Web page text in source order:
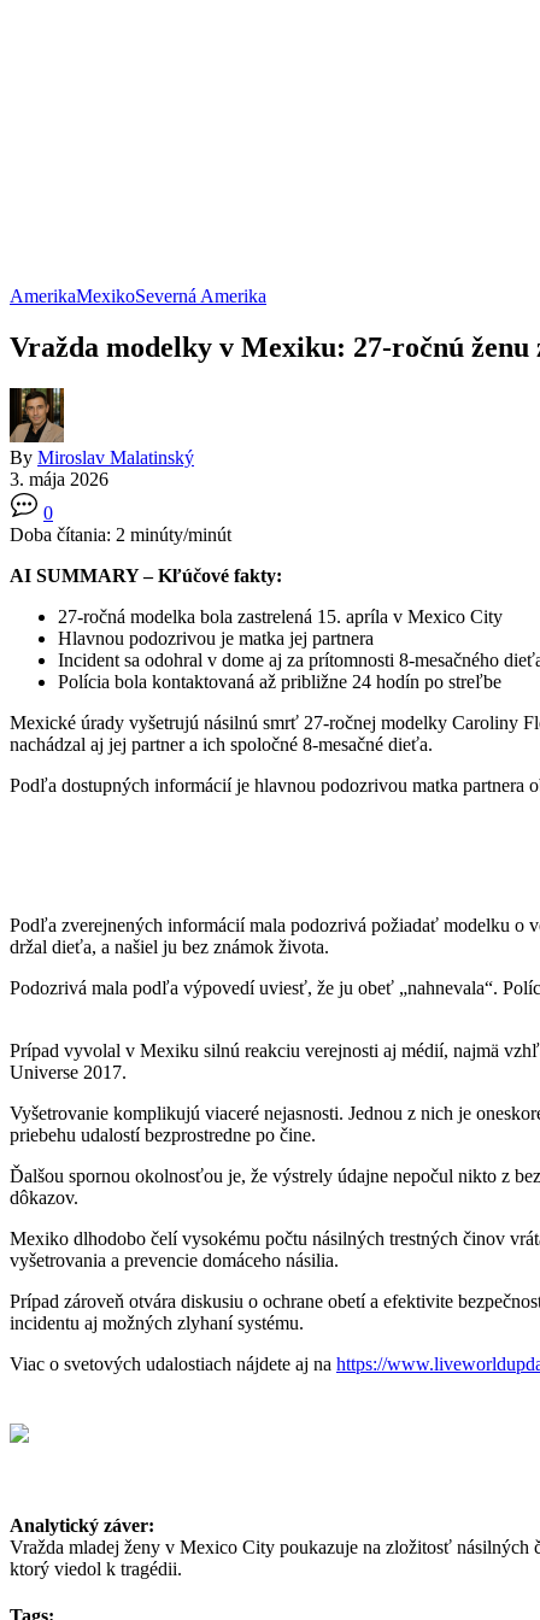
AmerikaMexikoSeverná Amerika
Vražda modelky v Mexiku: 27-ročnú
By Miroslav Malatinský
3. mája 2026
0
Doba čítania: 2 minúty/minút
AI SUMMARY – Kľúčové fakty:
27-ročná modelka bola zastrelená 15. apríla v Mexico City
Hlavnou podozrivou je matka jej partnera
Incident sa odohral v dome aj za prítomnosti 8-mesačného
Polícia bola kontaktovaná až približne 24 hodín po streľbe
Mexické úrady vyšetrujú násilnú smrť 27-ročnej modelky Caroliny
nachádzal aj jej partner a ich spoločné 8-mesačné dieťa.
Podľa dostupných informácií je hlavnou podozrivou matka partnera
Podľa zverejnených informácií mala podozrivá požiadať modelku o
držal dieťa, a našiel ju bez známok života.
Podozrivá mala podľa výpovedí uviesť, že ju obeť „nahnevala“.
Prípad vyvolal v Mexiku silnú reakciu verejnosti aj médií, najmä
Universe 2017.
Vyšetrovanie komplikujú viaceré nejasnosti. Jednou z nich je
priebehu udalostí bezprostredne po čine.
Ďalšou spornou okolnosťou je, že výstrely údajne nepočul nikto z
dôkazov.
Mexiko dlhodobo čelí vysokému počtu násilných trestných činov
vyšetrovania a prevencie domáceho násilia.
Prípad zároveň otvára diskusiu o ochrane obetí a efektivite
incidentu aj možných zlyhaní systému.
Viac o svetových udalostiach nájdete aj na https://
Analytický záver:
Vražda mladej ženy v Mexico City poukazuje na zložitosť násilných
ktorý viedol k tragédii.
Tags: